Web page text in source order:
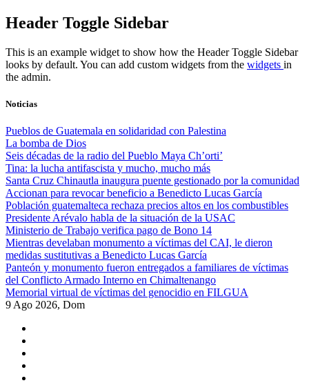
Skip
to
Header Toggle Sidebar
This is an example widget to show how the Header Toggle Sidebar
looks by default. You can add custom widgets from the widgets in
the admin.
Noticias
Pueblos de Guatemala en solidaridad con Palestina
La bomba de Dios
Seis décadas de la radio del Pueblo Maya Ch’orti’
Tina: la lucha antifascista y mucho, mucho más
Santa Cruz Chinautla inaugura puente gestionado por la comunidad
Accionan para revocar beneficio a Benedicto Lucas García
Población guatemalteca rechaza precios altos en los combustibles
Presidente Arévalo habla de la situación de la USAC
Ministerio de Trabajo verifica pago de Bono 14
Mientras develaban monumento a víctimas del CAI, le dieron
medidas sustitutivas a Benedicto Lucas García
Panteón y monumento fueron entregados a familiares de víctimas
del Conflicto Armado Interno en Chimaltenango
Memorial virtual de víctimas del genocidio en FILGUA
9 Ago 2026, Dom